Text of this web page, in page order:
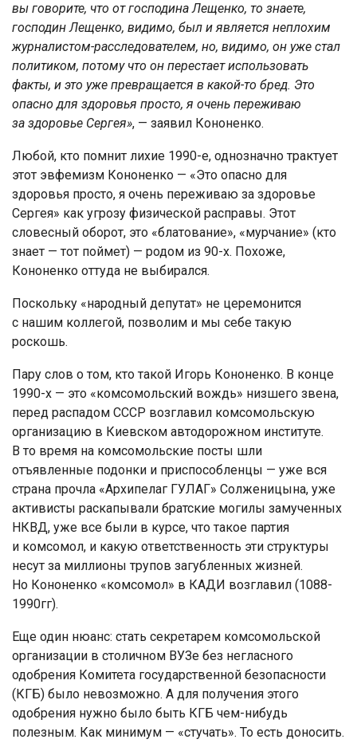
вы говорите, что от господина Лещенко, то знаете,
господин Лещенко, видимо, был и является неплохим
журналистом-расследователем, но, видимо, он уже стал
политиком, потому что он перестает использовать
факты, и это уже превращается в какой-то бред. Это
опасно для здоровья просто, я очень переживаю
за здоровье Сергея», — заявил Кононенко.
Любой, кто помнит лихие 1990-е, однозначно трактует
этот эвфемизм Кононенко — «Это опасно для
здоровья просто, я очень переживаю за здоровье
Сергея» как угрозу физической расправы. Этот
словесный оборот, это «блатование», «мурчание» (кто
знает — тот поймет) — родом из 90-х. Похоже,
Кононенко оттуда не выбирался.
Поскольку «народный депутат» не церемонится
с нашим коллегой, позволим и мы себе такую
роскошь.
Пару слов о том, кто такой Игорь Кононенко. В конце
1990-х — это «комсомольский вождь» низшего звена,
перед распадом СССР возглавил комсомольскую
организацию в Киевском автодорожном институте.
В то время на комсомольские посты шли
отъявленные подонки и приспособленцы — уже вся
страна прочла «Архипелаг ГУЛАГ» Солженицына, уже
активисты раскапывали братские могилы замученных
НКВД, уже все были в курсе, что такое партия
и комсомол, и какую ответственность эти структуры
несут за миллионы трупов загубленных жизней.
Но Кононенко «комсомол» в КАДИ возглавил (1088-
1990гг).
Еще один нюанс: стать секретарем комсомольской
организации в столичном ВУЗе без негласного
одобрения Комитета государственной безопасности
(КГБ) было невозможно. А для получения этого
одобрения нужно было быть КГБ чем-нибудь
полезным. Как минимум — «стучать». То есть доносить.